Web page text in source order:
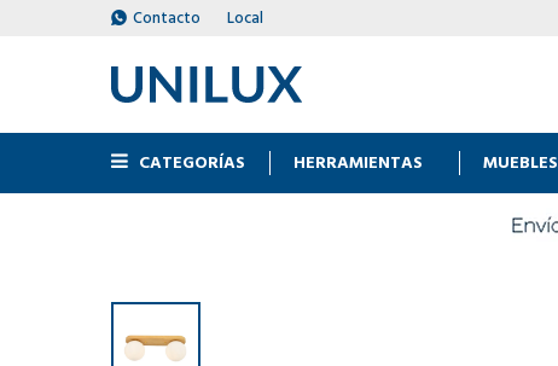
CATEGORÍAS HERRAMIENTAS MUEBLES
Contacto Local